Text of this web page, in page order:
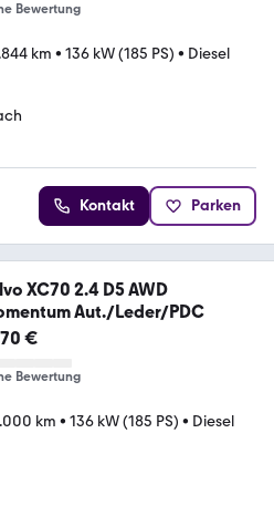
Bewertung
km • 136 kW (185 PS) • Diesel
Kontakt Parken
XC70 2.4 D5 AWD
Aut./Leder/PDC
€
Bewertung
km • 136 kW (185 PS) • Diesel